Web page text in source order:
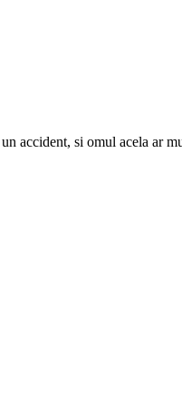
accident, si omul acela ar